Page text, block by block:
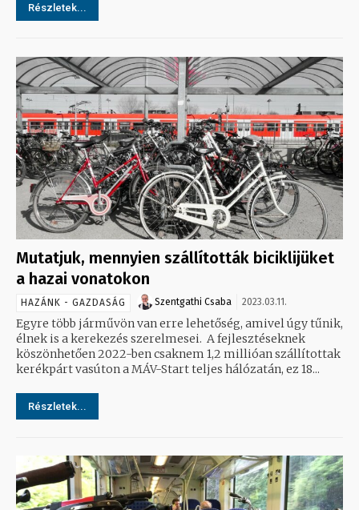
Részletek...
Mutatjuk, mennyien szállították biciklijüket
a hazai vonatokon
HAZÁNK - GAZDASÁG Szentgathi Csaba 2023.03.11.
Egyre több járművön van erre lehetőség, amivel úgy tűnik,
élnek is a kerekezés szerelmesei. A fejlesztéseknek
köszönhetően 2022-ben csaknem 1,2 millióan szállítottak
kerékpárt vasúton a MÁV-Start teljes hálózatán, ez 18...
Részletek...